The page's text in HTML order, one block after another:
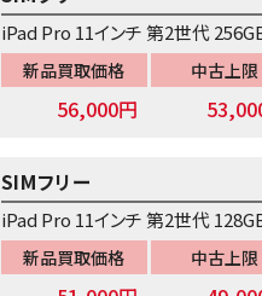
iPad Pro 11インチ 第2世代
新品買取価格
56,000円
中古上限
iPad Pro 11インチ 第2世代
SIMフリー
新品買取価格 中古上限